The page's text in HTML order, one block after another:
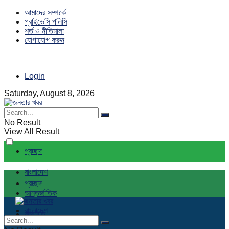
আমাদের সম্পর্কে
প্রাইভেসি পলিসি
শর্ত ও নীতিমালা
যোগাযোগ করুন
Login
Saturday, August 8, 2026
No Result
View All Result
প্রচ্ছদ
বাংলাদেশ
আন্তর্জাতিক
রাজনীতি
প্রচ্ছদ
বাংলাদেশ